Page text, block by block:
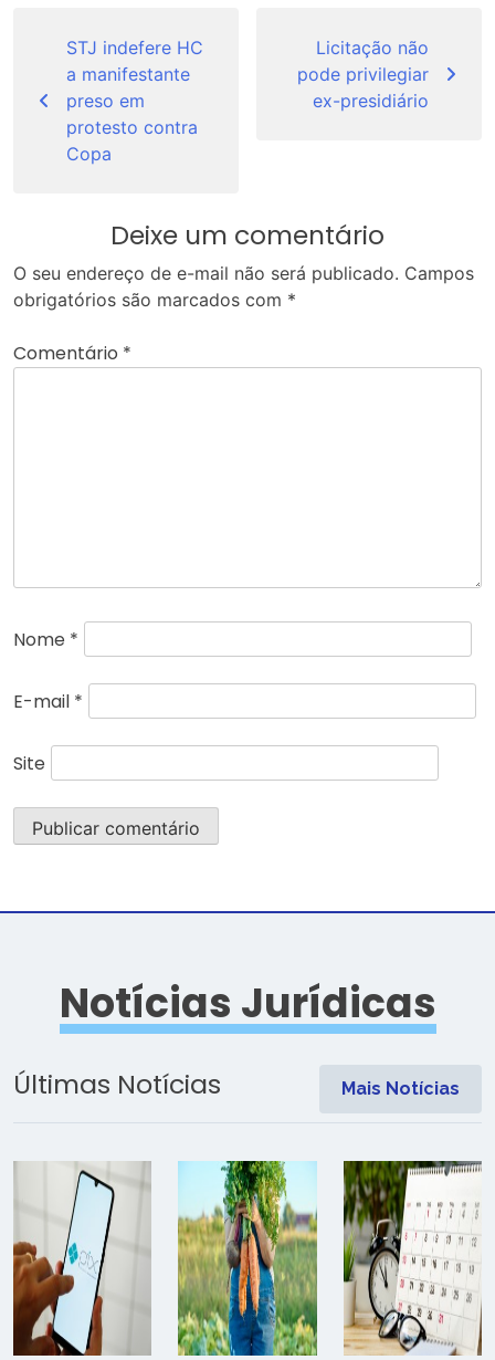
Post
STJ indefere HC
a manifestante
preso em
protesto contra
Copa
Licitação não
pode privilegiar
ex-presidiário
Deixe um comentário
O seu endereço de e-mail não será publicado. Campos
obrigatórios são marcados com *
Comentário *
Nome *
E-mail *
Site
Notícias Jurídicas
Últimas Notícias Mais Notícias